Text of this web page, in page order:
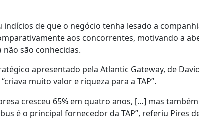
de que o negócio tenha lesado a
aos concorrentes, motivando a
são conhecidas.
apresentado pela Atlantic Gateway, de
muito valor e riqueza para a TAP”.
cresceu 65% em quatro anos, […] mas
é o principal fornecedor da TAP”, referiu Pires